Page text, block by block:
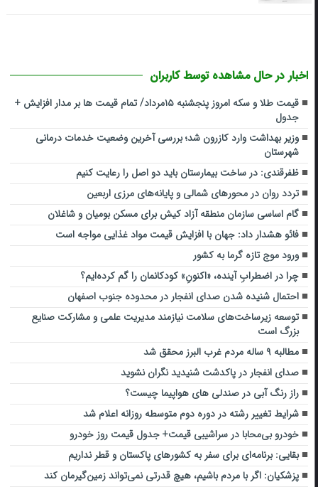
اخبار در حال مشاهده توسط کاربران
قیمت طلا و سکه امروز پنجشنبه ۱۵مرداد/ تمام قیمت ها بر مدار افزایش +
جدول
وزیر بهداشت وارد کازرون شد؛ بررسی آخرین وضعیت خدمات درمانی
شهرستان
ظفرقندی: در ساخت بیمارستان باید دو اصل را رعایت کنیم
تردد روان در محورهای شمالی و پایانه‌های مرزی اربعین
گام اساسی سازمان منطقه آزاد کیش برای مسکن بومیان و شاغلان
فائو هشدار داد: جهان با افزایش قیمت مواد غذایی مواجه است
ورود موج تازه گرما به کشور
چرا در اضطرابِ آینده، «اکنونِ» کودکانمان را گم کرده‌ایم؟
احتمال شنیده شدن صدای انفجار در محدوده جنوب اصفهان
توسعه زیرساخت‌های سلامت نیازمند مدیریت علمی و مشارکت صنایع
بزرگ است
مطالبه ۹ ساله مردم غرب البرز محقق شد
صدای انفجار در پاکدشت شنیدید نگران نشوید
راز رنگ آبی در صندلی های هواپیما چیست؟
شرایط تغییر رشته در دوره دوم متوسطه روزانه اعلام شد
خودرو بی‌محابا در سراشیبی قیمت+ جدول قیمت روز خودرو
بقایی: برنامه‌ای برای سفر به کشورهای پاکستان و قطر نداریم
پزشکیان: اگر با مردم باشیم، هیچ قدرتی نمی‌تواند زمین‌گیرمان کند